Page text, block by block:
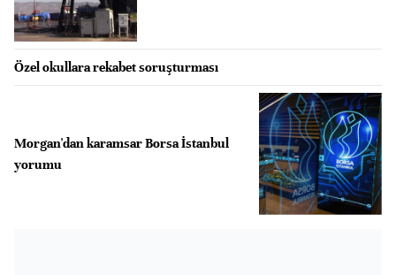
Özel okullara rekabet soruşturması
Morgan'dan karamsar Borsa İstanbul
yorumu